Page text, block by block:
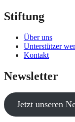
Stiftung
Über uns
Unterstützer
Kontakt
Newsletter
Jetzt unseren